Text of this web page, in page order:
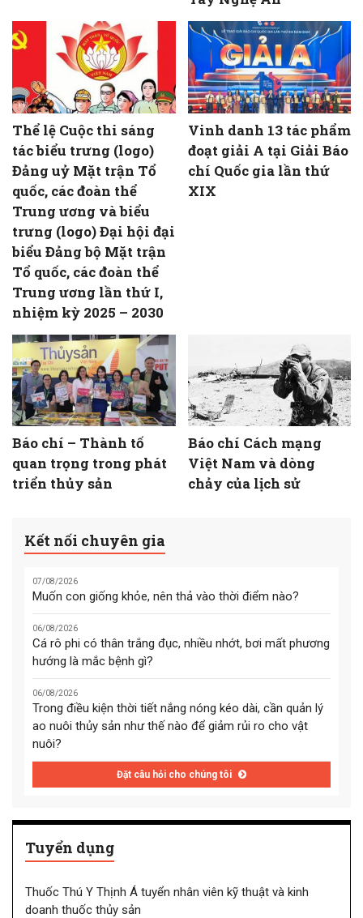
Thể lệ Cuộc thi sáng
tác biểu trưng (logo)
Đảng uỷ Mặt trận Tổ
quốc, các đoàn thể
Trung ương và biểu
trưng (logo) Đại hội đại
biểu Đảng bộ Mặt trận
Tổ quốc, các đoàn thể
Trung ương lần thứ I,
nhiệm kỳ 2025 – 2030
Vinh danh 13 tác phẩm
đoạt giải A tại Giải Báo
chí Quốc gia lần thứ
XIX
Báo chí – Thành tố
quan trọng trong phát
triển thủy sản
Báo chí Cách mạng
Việt Nam và dòng
chảy của lịch sử
Kết nối chuyên gia
07/08/2026
Muốn con giống khỏe, nên thả vào thời điểm nào?
06/08/2026
Cá rô phi có thân trắng đục, nhiều nhớt, bơi mất phương
hướng là mắc bệnh gì?
06/08/2026
Trong điều kiện thời tiết nắng nóng kéo dài, cần quản lý
ao nuôi thủy sản như thế nào để giảm rủi ro cho vật
nuôi?
Đặt câu hỏi cho chúng tôi
Tuyển dụng
Thuốc Thú Y Thịnh Á tuyển nhân viên kỹ thuật và kinh
doanh thuốc thủy sản